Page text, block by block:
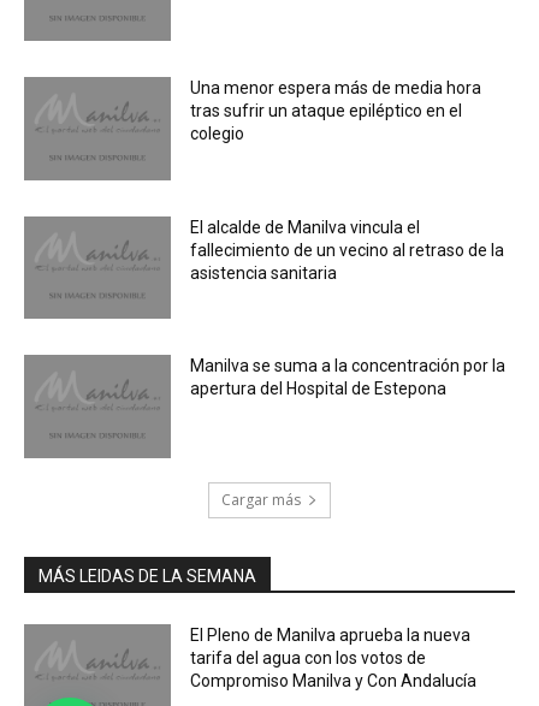
Una menor espera más de media hora
tras sufrir un ataque epiléptico en el
colegio
El alcalde de Manilva vincula el
fallecimiento de un vecino al retraso de la
asistencia sanitaria
Manilva se suma a la concentración por la
apertura del Hospital de Estepona
Cargar más
MÁS LEIDAS DE LA SEMANA
El Pleno de Manilva aprueba la nueva
tarifa del agua con los votos de
Compromiso Manilva y Con Andalucía